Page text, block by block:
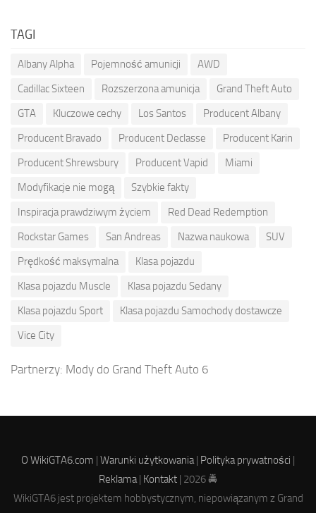
TAGI
Albany Alpha Pojemność amunicji
AWD
Cadillac Sixteen
Rozszerzona amunicja
Grand Theft Auto
GTA
Kluczowe cechy Los Santos
Producent Albany
Producent Bravado
Producent Declasse
Producent Karin
Producent Shrewsbury
Producent Vapid
Miami
Modyfikacje nie mogą
Szybkie fakty
Inspiracja prawdziwym życiem
Red Dead Redemption
Rockstar Games
San Andreas Nazwa naukowa
SUV
Prędkość maksymalna
Klasa pojazdu
Klasa pojazdu Muscle
Klasa pojazdu Sedany
Klasa pojazdu Sport
Klasa pojazdu Samochody dostawcze
Vice City
Partnerzy: Mody do Grand Theft Auto 6
O WikiGTA6.com | Warunki użytkowania| Polityka prywatności |
Reklama| Kontakt | 2026 🚔
WikiGTA6 jest projektem hobbystycznym, niepowiązanym z Grand